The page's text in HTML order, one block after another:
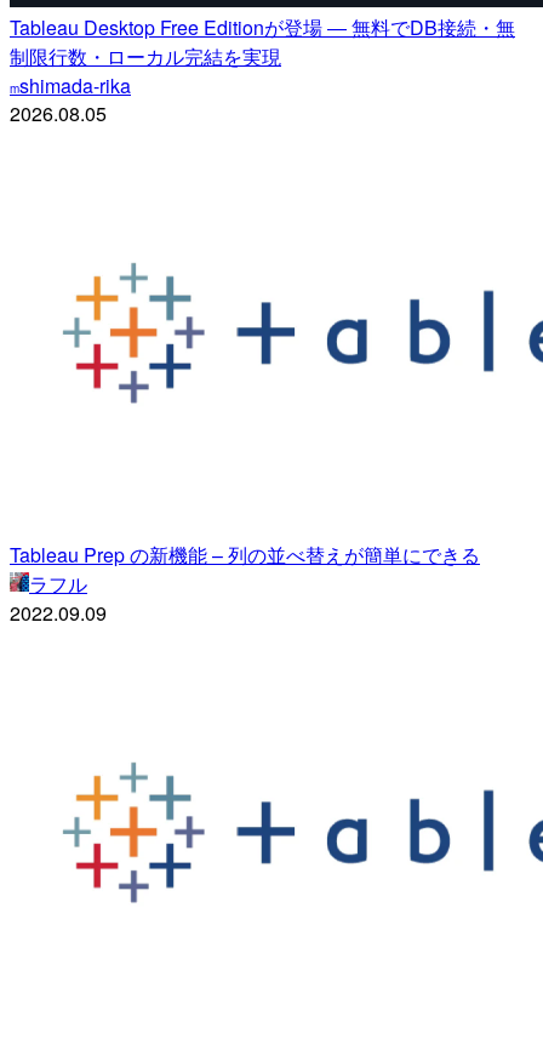
Tableau Desktop Free Editionが登場 ― 無料でDB接続・無
制限行数・ローカル完結を実現
mshimada-rika
2026.08.05
Tableau Prep の新機能 – 列の並べ替えが簡単にできる
ラフル
2022.09.09